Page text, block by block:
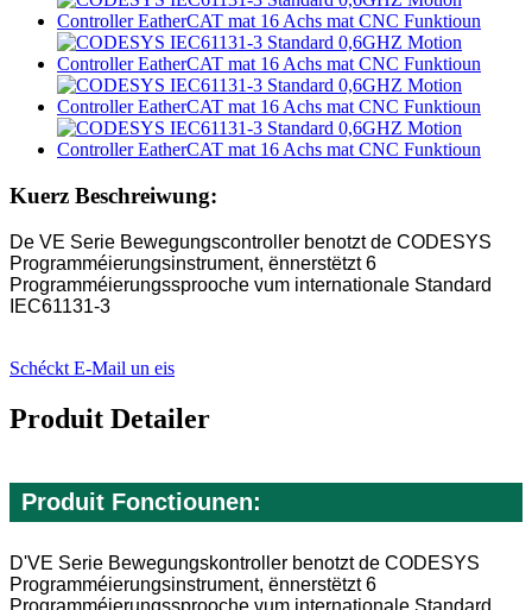
Kuerz Beschreiwung:
De VE Serie Bewegungscontroller benotzt de CODESYS
Programméierungsinstrument, ënnerstëtzt 6
Programméierungssprooche vum internationale Standard
IEC61131-3
Schéckt E-Mail un eis
Produit Detailer
Produit Fonctiounen:
D'VE Serie Bewegungskontroller benotzt de CODESYS
Programméierungsinstrument, ënnerstëtzt 6
Programméierungssprooche vum internationale Standard